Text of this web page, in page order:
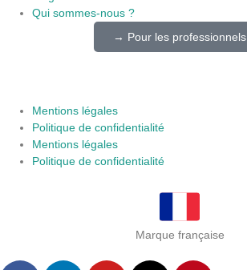
Qui sommes-nous ?
→ Pour les professionnels
Mentions légales
Politique de confidentialité
Mentions légales
Politique de confidentialité
Marque française